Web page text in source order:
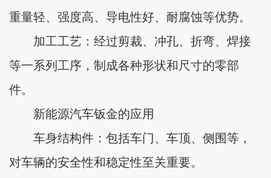
重量轻、强度高、导电性好、耐腐蚀等优势。
加工工艺：经过剪裁、冲孔、折弯、焊接
等一系列工序，制成各种形状和尺寸的零部
件。
新能源汽车钣金的应用
车身结构件：包括车门、车顶、侧围等，
对车辆的安全性和稳定性至关重要。